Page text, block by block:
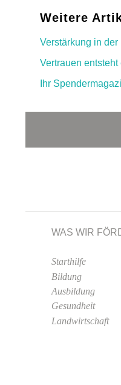
Weitere
Verstärkung in
Vertrauen
Ihr
WAS WIR
Starthilfe
Bildung
Ausbildung
Gesundheit
Landwirtschaft